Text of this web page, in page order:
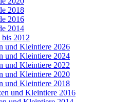
2018
2016
2014
2012
und Kleintiere 2026
und Kleintiere 2024
und Kleintiere 2022
und Kleintiere 2020
und Kleintiere 2018
und Kleintiere 2016